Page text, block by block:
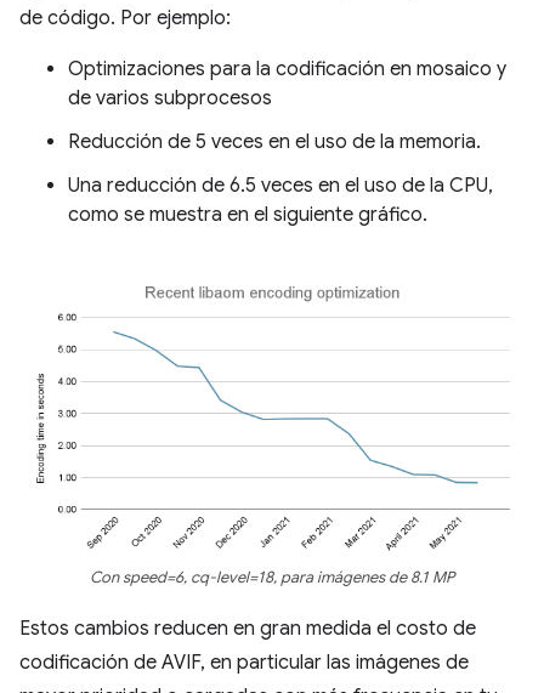
de código. Por ejemplo:
Optimizaciones para la codificación en mosaico y
de varios subprocesos
Reducción de 5 veces en el uso de la memoria.
Una reducción de 6.5 veces en el uso de la CPU,
como se muestra en el siguiente gráfico.
Con speed=6, cq-level=18, para imágenes de 8.1 MP
Estos cambios reducen en gran medida el costo de
codificación de AVIF, en particular las imágenes de